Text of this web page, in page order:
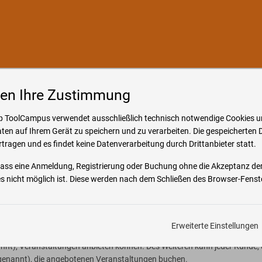
Hoffmann Group
Hoffmann
von der Hoffmann SE, Haberlandstr. 55, 81241 München,
über welches die verbundenen Gesellschaften der Hoffmann
Veranstaltungen anbieten können. Des Weiteren kann jeder
die angebotenen Veranstaltungen buchen.
Ihre Zustimmung
ToolCampus verwendet ausschließlich technisch notwendige Cookies
auf Ihrem Gerät zu speichern und zu verarbeiten. Die gespeicherten
und es findet keine Datenverarbeitung durch Drittanbieter statt.
eine Anmeldung, Registrierung oder Buchung ohne die Akzeptanz
nicht möglich ist. Diese werden nach dem Schließen des Browser-
Erweiterte Einstellungen